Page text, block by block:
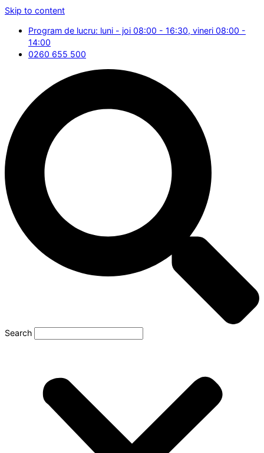
Skip to content
Program de lucru: luni - joi 08:00 - 16:30, vineri 08:00 -
14:00
0260 655 500
Search